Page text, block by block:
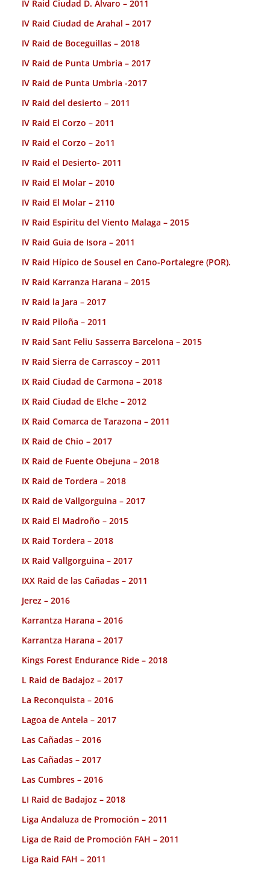
IV Raid Ciudad D. Alvaro – 2011
IV Raid Ciudad de Arahal – 2017
IV Raid de Boceguillas – 2018
IV Raid de Punta Umbria – 2017
IV Raid de Punta Umbria -2017
IV Raid del desierto – 2011
IV Raid El Corzo – 2011
IV Raid el Corzo – 2o11
IV Raid el Desierto- 2011
IV Raid El Molar – 2010
IV Raid El Molar – 2110
IV Raid Espiritu del Viento Malaga – 2015
IV Raid Guia de Isora – 2011
IV Raid Hípico de Sousel en Cano-Portalegre (POR).
IV Raid Karranza Harana – 2015
IV Raid la Jara – 2017
IV Raid Piloña – 2011
IV Raid Sant Feliu Sasserra Barcelona – 2015
IV Raid Sierra de Carrascoy – 2011
IX Raid Ciudad de Carmona – 2018
IX Raid Ciudad de Elche – 2012
IX Raid Comarca de Tarazona – 2011
IX Raid de Chio – 2017
IX Raid de Fuente Obejuna – 2018
IX Raid de Tordera – 2018
IX Raid de Vallgorguina – 2017
IX Raid El Madroño – 2015
IX Raid Tordera – 2018
IX Raid Vallgorguina – 2017
IXX Raid de las Cañadas – 2011
Jerez – 2016
Karrantza Harana – 2016
Karrantza Harana – 2017
Kings Forest Endurance Ride – 2018
L Raid de Badajoz – 2017
La Reconquista – 2016
Lagoa de Antela – 2017
Las Cañadas – 2016
Las Cañadas – 2017
Las Cumbres – 2016
LI Raid de Badajoz – 2018
Liga Andaluza de Promoción – 2011
Liga de Raid de Promoción FAH – 2011
Liga Raid FAH – 2011